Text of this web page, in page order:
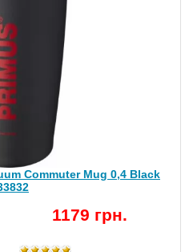
Commuter Mug 0,4 Black
1179 грн.